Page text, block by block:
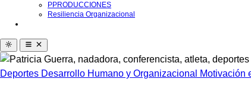
PPRODUCCIONES
Resiliencia Organizacional
Deportes Desarrollo Humano y Organizacional Motivación